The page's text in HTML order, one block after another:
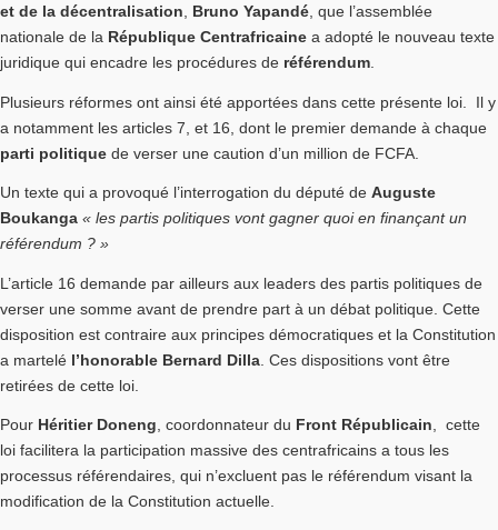
et de la décentralisation
Bruno Yapandé , que l’assemblée
nationale de la République Centrafricaine a adopté le nouveau texte
juridique qui encadre les procédures de référendum
Plusieurs réformes ont ainsi été apportées dans cette présente loi. Il y
a notamment les articles 7, et 16, dont le premier demande à chaque
parti politique de verser une caution d’un million de FCFA.
Un texte qui a provoqué l’interrogation du député de Auguste
Boukanga « les partis politiques vont gagner quoi en finançant un
référendum ? »
L’article 16 demande par ailleurs aux leaders des partis politiques de
verser une somme avant de prendre part à un débat politique. Cette
disposition est contraire aux principes démocratiques et la Constitution
a martelé l’honorable Bernard Dilla . Ces dispositions vont être
retirées de cette loi.
Pour Héritier Doneng, coordonnateur du Front Républicain, cette
loi facilitera la participation massive des centrafricains a tous les
processus référendaires, qui n’excluent pas le référendum visant la
modification de la Constitution actuelle.